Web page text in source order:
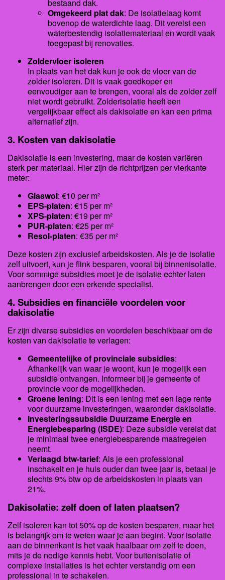
bestaand dak.
Omgekeerd plat dak: De isolatielaag komt
bovenop de waterdichte laag. Dit vereist een
waterbestendig isolatiemateriaal en wordt vaak
toegepast bij renovaties.
Zoldervloer isoleren
In plaats van het dak kun je ook de vloer van de
zolder isoleren. Dit is vaak goedkoper en
eenvoudiger aan te brengen, vooral als de zolder zelf
niet wordt gebruikt. Zolderisolatie heeft een
vergelijkbaar effect als dakisolatie en kan een prima
alternatief zijn.
3. Kosten van dakisolatie
Dakisolatie is een investering, maar de kosten variëren
sterk per materiaal. Hier zijn de richtprijzen per vierkante
meter:
Glaswol: €10 per m²
EPS-platen: €15 per m²
XPS-platen: €19 per m²
PUR-platen: €25 per m²
Resol-platen: €35 per m²
Deze kosten zijn exclusief arbeidskosten. Als je de isolatie
zelf uitvoert, kun je flink besparen, vooral bij binnenisolatie.
Voor sommige subsidies moet je de isolatie echter laten
aanbrengen door een erkende specialist.
4. Subsidies en financiële voordelen voor
dakisolatie
Er zijn diverse subsidies en voordelen beschikbaar om de
kosten van dakisolatie te verlagen:
Gemeentelijke of provinciale subsidies:
Afhankelijk van waar je woont, kun je mogelijk een
subsidie ontvangen. Informeer bij je gemeente of
provincie voor de mogelijkheden.
Groene lening: Dit is een lening met een lage rente
voor duurzame investeringen, waaronder dakisolatie.
Investeringssubsidie Duurzame Energie en
Energiebesparing (ISDE): Deze subsidie vereist dat
je minimaal twee energiebesparende maatregelen
neemt.
Verlaagd btw-tarief: Als je een professional
inschakelt en je huis ouder dan twee jaar is, betaal je
slechts 9% btw op de arbeidskosten in plaats van
21%.
Dakisolatie: zelf doen of laten plaatsen?
Zelf isoleren kan tot 50% op de kosten besparen, maar het
is belangrijk om te weten waar je aan begint. Voor isolatie
aan de binnenkant is het vaak haalbaar om zelf te doen,
mits je de nodige kennis hebt. Voor buitenisolatie of
complexe installaties is het echter verstandig om een
professional in te schakelen.